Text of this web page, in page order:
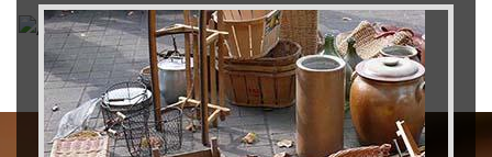
Achat antiquité 79